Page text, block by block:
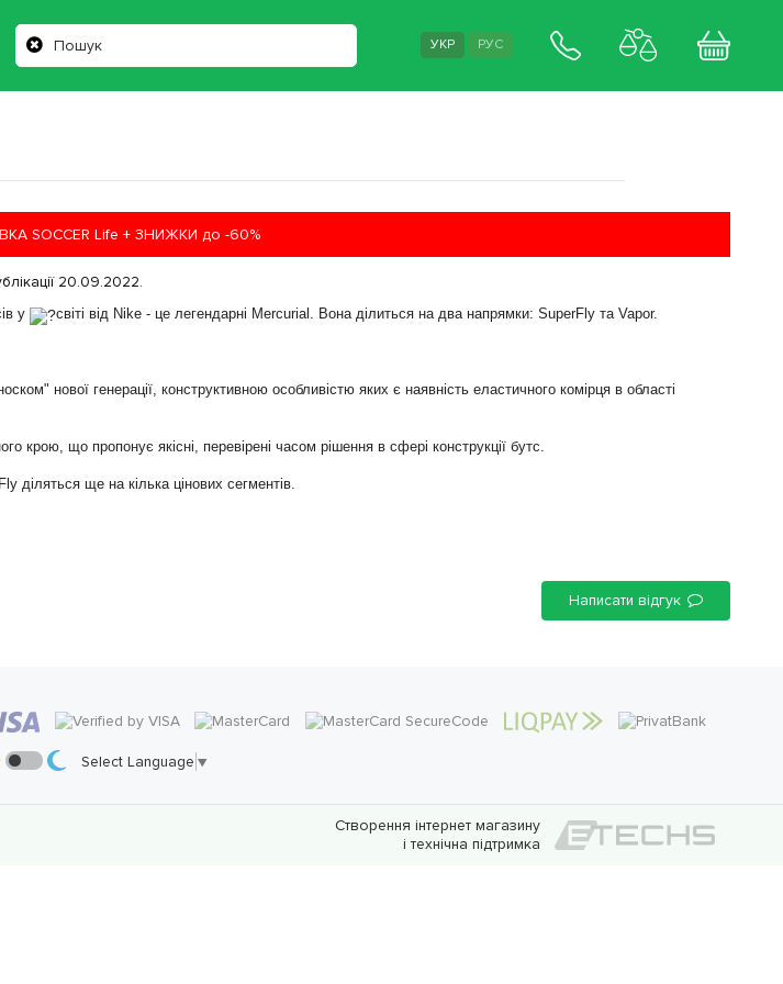
SOCCER Life + ЗНИЖКИ до -60%
20.09.2022.
у
світі від Nike - це легендарні Mercurial. Вона ділиться на два напрямки: SuperFly та Vapor.
нової генерації, конструктивною особливістю яких є наявність еластичного комірця в області
крою, що пропонує якісні, перевірені часом рішення в сфері конструкції бутс.
діляться ще на кілька цінових сегментів.
Написати відгук
УКР РУС
Select Language ▼
Створення інтернет магазину
і технічна підтримка